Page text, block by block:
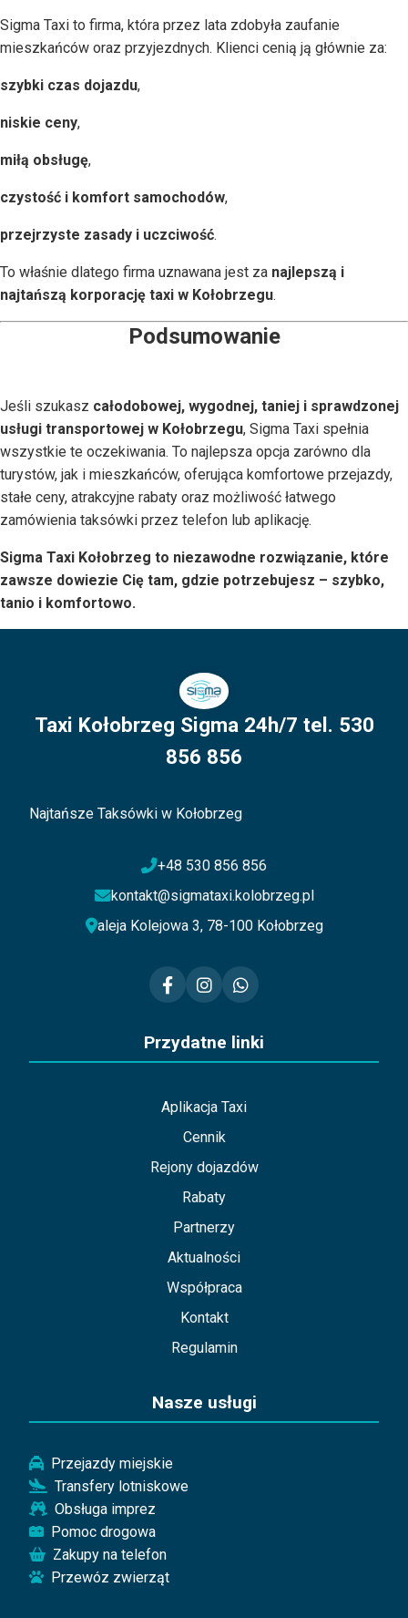
Sigma Taxi to firma, która przez lata zdobyła zaufanie
mieszkańców oraz przyjezdnych. Klienci cenią ją głównie za:
szybki czas dojazdu,
niskie ceny,
miłą obsługę,
czystość i komfort samochodów,
przejrzyste zasady i uczciwość.
To właśnie dlatego firma uznawana jest za najlepszą i
najtańszą korporację taxi w Kołobrzegu.
Podsumowanie
Jeśli szukasz całodobowej, wygodnej, taniej i sprawdzonej
usługi transportowej w Kołobrzegu, Sigma Taxi spełnia
wszystkie te oczekiwania. To najlepsza opcja zarówno dla
turystów, jak i mieszkańców, oferująca komfortowe przejazdy,
stałe ceny, atrakcyjne rabaty oraz możliwość łatwego
zamówienia taksówki przez telefon lub aplikację.
Sigma Taxi Kołobrzeg to niezawodne rozwiązanie, które
zawsze dowiezie Cię tam, gdzie potrzebujesz – szybko,
tanio i komfortowo.
Taxi Kołobrzeg Sigma 24h/7 tel. 530
856 856
Najtańsze Taksówki w Kołobrzeg
+48 530 856 856
kontakt@sigmataxi.kolobrzeg.pl
aleja Kolejowa 3, 78-100 Kołobrzeg
Przydatne linki
Aplikacja Taxi
Cennik
Rejony dojazdów
Rabaty
Partnerzy
Aktualności
Współpraca
Kontakt
Regulamin
Nasze usługi
Przejazdy miejskie
Transfery lotniskowe
Obsługa imprez
Pomoc drogowa
Zakupy na telefon
Przewóz zwierząt